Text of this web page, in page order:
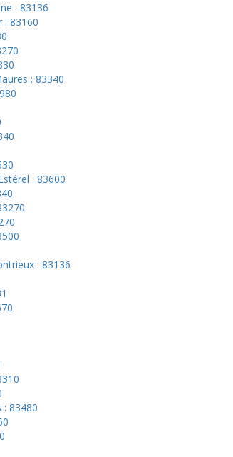
: 83136
: 83160
: 83340
: 83600
: 83136
: 83480